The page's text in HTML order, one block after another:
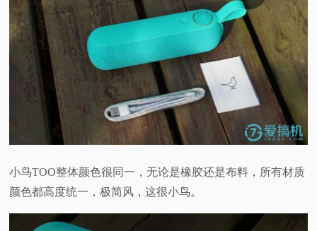
小鸟TOO整体颜色很同一，无论是橡胶还是布料，所有材质
颜色都高度统一，极简风，这很小鸟。